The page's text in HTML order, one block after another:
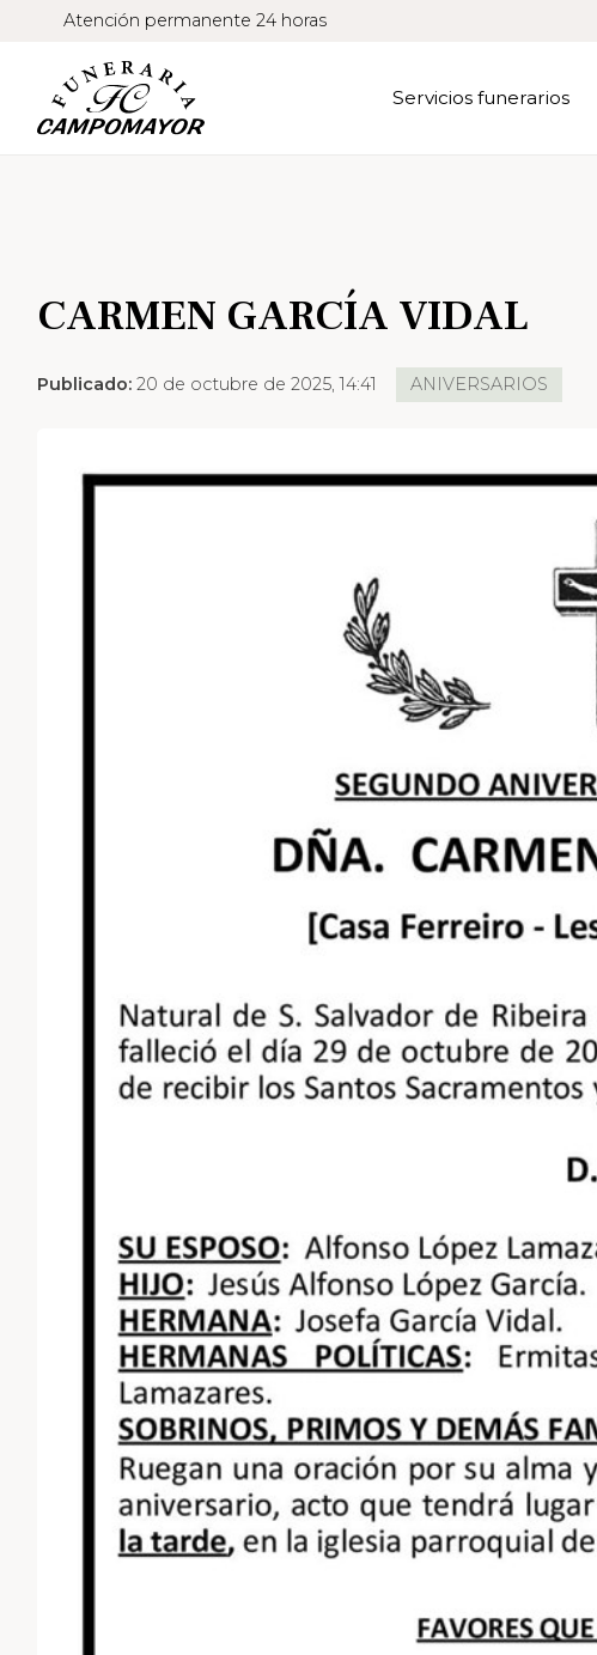
Atención permanente 24 horas
Servicios funerarios
CARMEN GARCÍA VIDAL
Publicado: 20 de octubre de 2025, 14:41 ANIVERSARIOS